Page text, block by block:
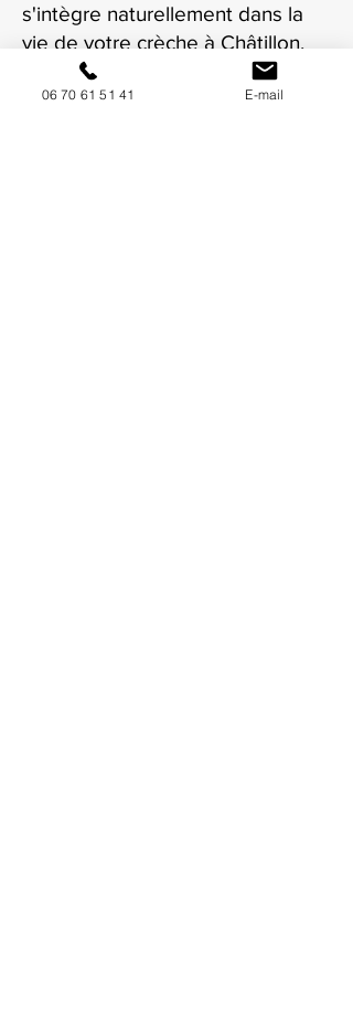
s'intègre naturellement dans la
vie de votre crèche à Châtillon.
06 70 61 51 41 E-mail